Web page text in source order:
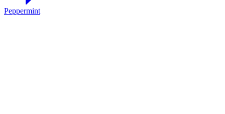
Peppermint